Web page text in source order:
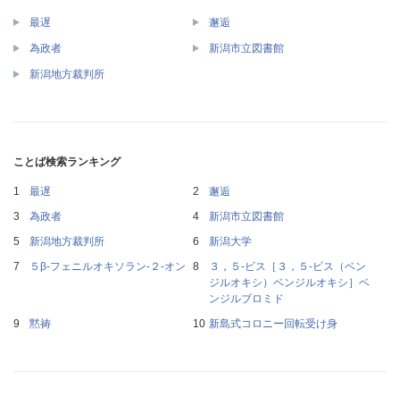
最遅 邂逅
為政者 新潟市立図書館
新潟地方裁判所
ことば検索ランキング
最遅
邂逅
為政者
新潟市立図書館
新潟地方裁判所
新潟大学
５β‐フェニルオキソラン‐２‐オン
３，５‐ビス［３，５‐ビス（ベン
ジルオキシ）ベンジルオキシ］ベ
ンジルブロミド
黙祷
新島式コロニー回転受け身